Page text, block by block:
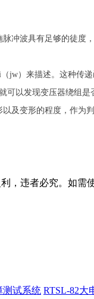
冲波具有足够的徒度
jw）来描述。这种传
以发现变压器绕组是
及变形的程度，作为
，违者必究。如需
测试系统 RTSL-82大